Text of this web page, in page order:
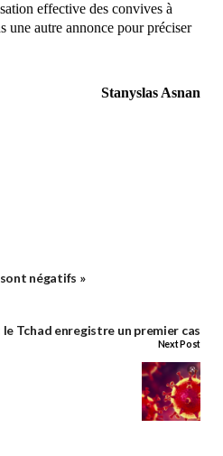
effective des convives à
une autre annonce pour préciser
Stanyslas Asnan
négatifs »
Tchad enregistre un premier cas
Next Post